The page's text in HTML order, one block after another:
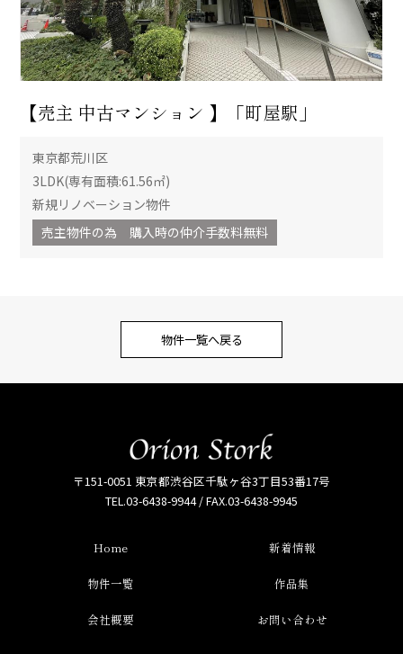
【売主 中古マンション 】「町屋駅」
東京都荒川区
3LDK(専有面積:61.56㎡)
新規リノベーション物件
売主物件の為 購入時の仲介手数料無料
物件一覧へ戻る
〒151-0051 東京都渋谷区千駄ヶ谷3丁目53番17号
TEL.03-6438-9944 / FAX.03-6438-9945
Home 新着情報
物件一覧 作品集
会社概要 お問い合わせ